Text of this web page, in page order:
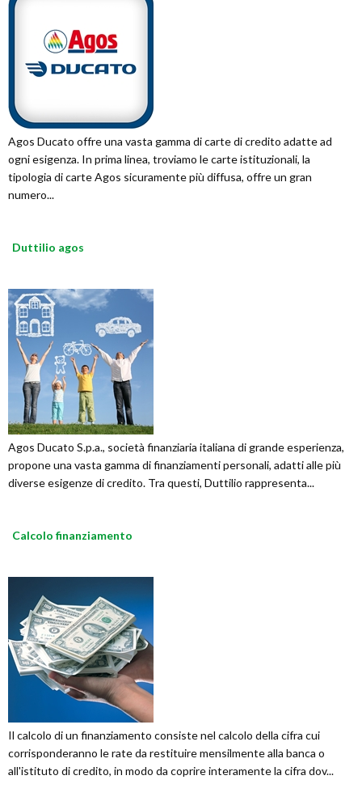
Agos Ducato offre una vasta gamma di carte di credito adatte ad
ogni esigenza. In prima linea, troviamo le carte istituzionali, la
tipologia di carte Agos sicuramente più diffusa, offre un gran
numero...
Duttilio agos
Agos Ducato S.p.a., società finanziaria italiana di grande esperienza,
propone una vasta gamma di finanziamenti personali, adatti alle più
diverse esigenze di credito. Tra questi, Duttilio rappresenta...
Calcolo finanziamento
Il calcolo di un finanziamento consiste nel calcolo della cifra cui
corrisponderanno le rate da restituire mensilmente alla banca o
all'istituto di credito, in modo da coprire interamente la cifra dov...